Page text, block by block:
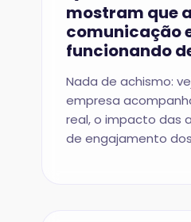
mostram que a
comunicação
funcionando
Nada de achismo:
empresa
real, o impacto das
de engajamento